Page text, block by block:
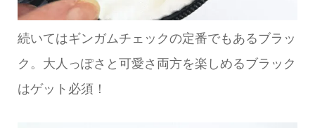
続いてはギンガムチェックの定番でもあるブラッ
ク。大人っぽさと可愛さ両方を楽しめるブラック
はゲット必須！